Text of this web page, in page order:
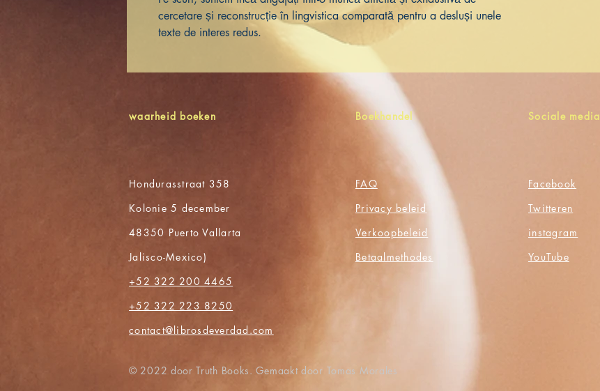
cercetare și reconstrucție în lingvistica comparată pentru a desluși unele
texte de interes redus.
waarheid boeken Boekhandel Sociale media
Hondurasstraat 358
Kolonie 5 december
48350 Puerto Vallarta
Jalisco-Mexico)
+52 322 200 4465
+52 322 223 8250
contact@librosdeverdad.com
FAQ
Privacy beleid
Verkoopbeleid
Betaalmethodes
Facebook
Twitteren
instagram
YouTube
© 2022 door Truth Books. Gemaakt door Tomas Morales